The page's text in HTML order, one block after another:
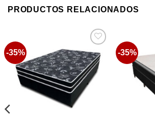
PRODUCTOS RELACIONADOS
-35% Favoritos -35%